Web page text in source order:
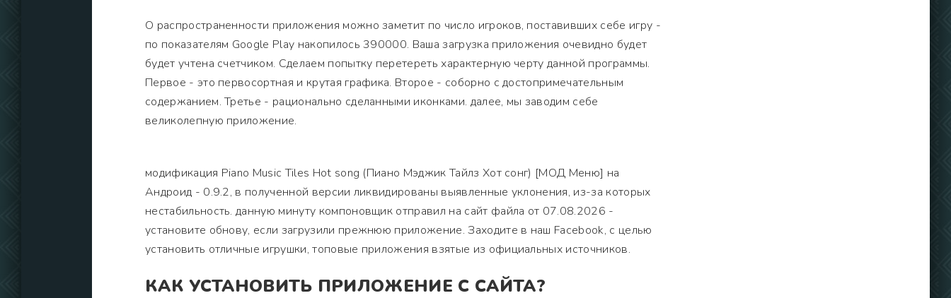
О распространенности приложения можно заметит по число игроков, поставивших себе игру -
по показателям Google Play накопилось 390000. Ваша загрузка приложения очевидно будет
будет учтена счетчиком. Сделаем попытку перетереть характерную черту данной программы.
Первое - это первосортная и крутая графика. Второе - соборно с достопримечательным
содержанием. Третье - рационально сделанными иконками. далее, мы заводим себе
великолепную приложение.
модификация Piano Music Tiles Hot song (Пиано Мэджик Тайлз Хот сонг) [МОД Меню] на
Андроид - 0.9.2, в полученной версии ликвидированы выявленные уклонения, из-за которых
нестабильность. данную минуту компоновщик отправил на сайт файла от 07.08.2026 -
установите обнову, если загрузили прежнюю приложение. Заходите в наш Facebook, с целью
установить отличные игрушки, топовые приложения взятые из официальных источников.
КАК УСТАНОВИТЬ ПРИЛОЖЕНИЕ С САЙТА?